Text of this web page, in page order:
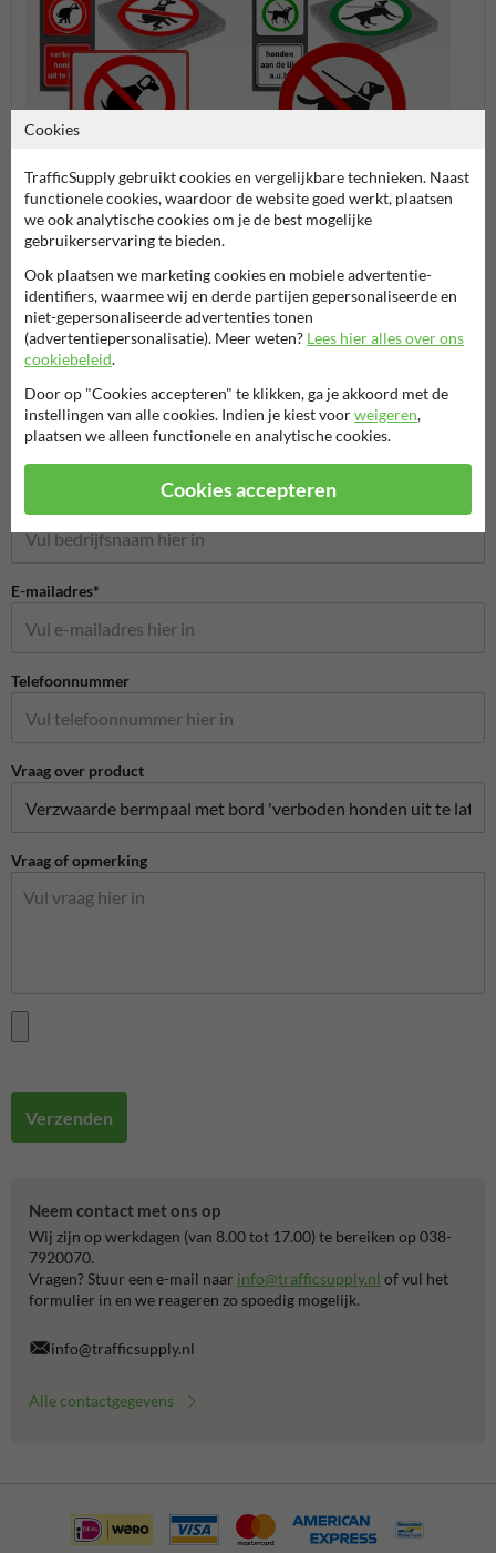
Hondenpoep Honden aan de lijn
Verbodsborden
Naam*
E-mailadres*
Telefoonnummer
Vraag over product
Vraag of opmerking
Verzenden
Neem contact met ons op
Wij zijn op werkdagen (van 8.00 tot 17.00) te bereiken op 038-
7920070.
Vragen? Stuur een e-mail naar info@trafficsupply.nl of vul het
formulier in en we reageren zo spoedig mogelijk.
info@trafficsupply.nl
Alle contactgegevens
Cookies
TrafficSupply gebruikt cookies en vergelijkbare technieken. Naast
functionele cookies, waardoor de website goed werkt, plaatsen
we ook analytische cookies om je de best mogelijke
gebruikerservaring te bieden.
Ook plaatsen we marketing cookies en mobiele advertentie-
identifiers, waarmee wij en derde partijen gepersonaliseerde en
niet-gepersonaliseerde advertenties tonen
(advertentiepersonalisatie). Meer weten? Lees hier alles over ons
cookiebeleid.
Door op "Cookies accepteren" te klikken, ga je akkoord met de
instellingen van alle cookies. Indien je kiest voorweigeren,
plaatsen we alleen functionele en analytische cookies.
Cookies accepteren